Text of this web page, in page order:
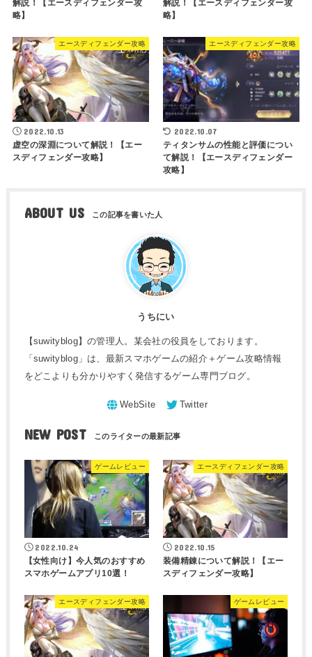
解説！【エースディフェンダー攻
略】
解説！【エースディフェンダー攻
略】
エースディフェンダー攻略
2022.10.13
虚空の深淵について解説！【エー
スディフェンダー攻略】
エースディフェンダー攻略
2022.10.07
ティタンサムの性能と評価につい
て解説！【エースディフェンダー
攻略】
ABOUT US
うちにい
【suwityblog】の管理人。某会社の役員をしております。
「suwityblog」は、最新スマホゲームの紹介＋ゲーム攻略情報
をどこよりも分かりやすく発信するゲーム専門ブログ。
NEW POST
ゲームレビュー
2022.10.24
【女性向け】今人気のおすすめ
スマホゲームアプリ10選！
エースディフェンダー攻略
2022.10.15
装備精錬について解説！【エー
スディフェンダー攻略】
エースディフェンダー攻略 ゲームレビュー